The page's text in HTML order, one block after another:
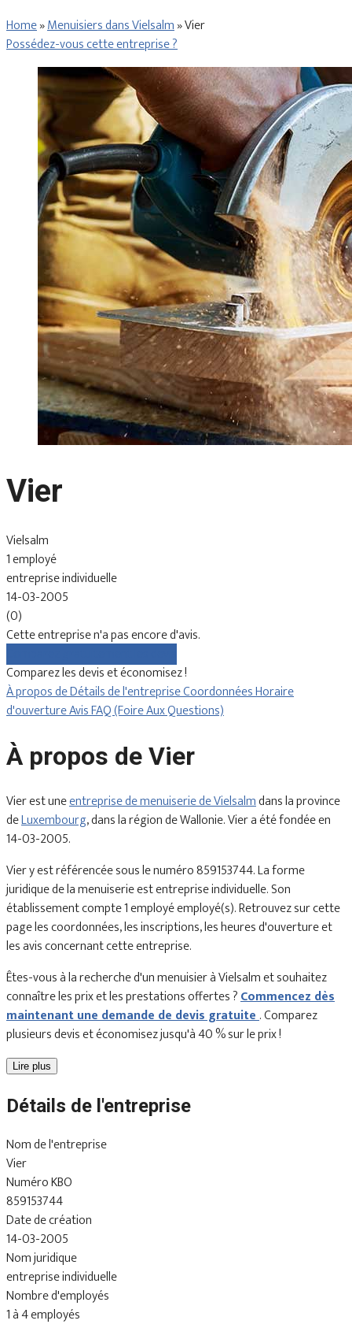
Home»Menuisiers dans Vielsalm»Vier
Possédez-vous cette entreprise ?
Vier
Vielsalm
1 employé
entreprise individuelle
14-03-2005
(0)
Cette entreprise n'a pas encore d'avis.
Comparez les devis et économisez !
À propos deDétails de l'entrepriseCoordonnéesHoraire
d'ouvertureAvisFAQ (Foire Aux Questions)
À propos de Vier
Vier est uneentreprise de menuiserie de Vielsalmdans la province
deLuxembourg, dans la région de Wallonie. Vier a été fondée en
14-03-2005.
Vier y est référencée sous le numéro 859153744. La forme
juridique de la menuiserie est entreprise individuelle. Son
établissement compte 1 employé employé(s). Retrouvez sur cette
page les coordonnées, les inscriptions, les heures d'ouverture et
les avis concernant cette entreprise.
Êtes-vous à la recherche d'un menuisier à Vielsalm et souhaitez
connaître les prix et les prestations offertes ?Commencez dès
maintenant une demande de devis gratuite. Comparez
plusieurs devis et économisez jusqu'à 40 % sur le prix !
Lire plus
Détails de l'entreprise
Nom de l'entreprise
Vier
Numéro KBO
859153744
Date de création
14-03-2005
Nom juridique
entreprise individuelle
Nombre d'employés
1 à 4 employés